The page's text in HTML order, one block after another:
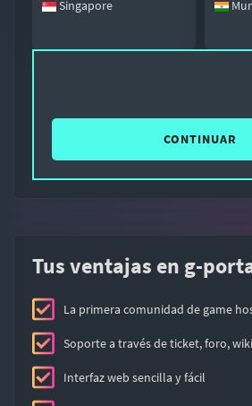
Singapore
CONTINUAR
Tus ventajas en g-
La primera comunidad de game
Soporte a través de ticket, foro,
Interfaz web sencilla y fácil